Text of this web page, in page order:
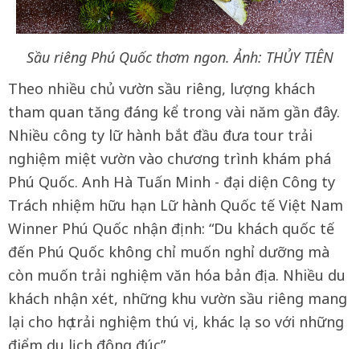
Sầu riêng Phú Quốc thơm ngon. Ảnh: THỦY TIÊN
Theo nhiều chủ vườn sầu riêng, lượng khách
tham quan tăng đáng kể trong vài năm gần đây.
Nhiều công ty lữ hành bắt đầu đưa tour trải
nghiệm miệt vườn vào chương trình khám phá
Phú Quốc. Anh Hà Tuấn Minh - đại diện Công ty
Trách nhiệm hữu hạn Lữ hành Quốc tế Việt Nam
Winner Phú Quốc nhận định: “Du khách quốc tế
đến Phú Quốc không chỉ muốn nghỉ dưỡng mà
còn muốn trải nghiệm văn hóa bản địa. Nhiều du
khách nhận xét, những khu vườn sầu riêng mang
lại cho họ trải nghiệm thú vị, khác lạ so với những
điểm du lịch đông đúc”.